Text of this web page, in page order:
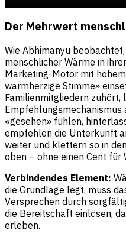
Der Mehrwert
Wie Abhimanyu
menschlicher Wärme in
Marketing-Motor mit hohem
warmherzige Stimme»
Familienmitgliedern zuhört,
Empfehlungsmechanismus
«gesehen» fühlen,
empfehlen die Unterkunft
weiter und klettern so in
oben – ohne einen Cent für
Verbindendes Element:
die Grundlage legt, muss
Versprechen durch
die Bereitschaft einlösen,
erleben.